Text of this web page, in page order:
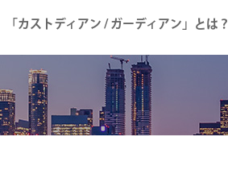
「カストディアン / ガーディアン」とは？